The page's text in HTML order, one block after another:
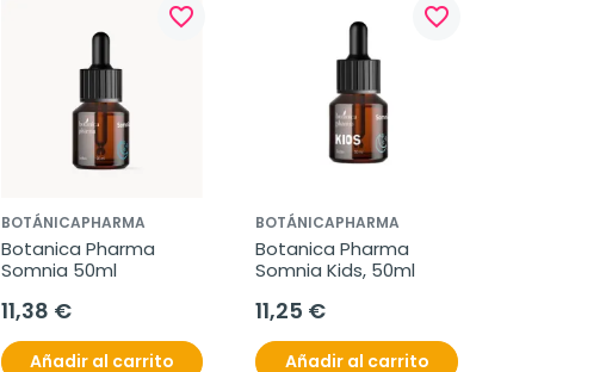
favorite_border
BOTÁNICAPHARMA
Botanica Pharma
Somnia 50ml
11,38 €
Añadir al carrito
favorite_border
BOTÁNICAPHARMA
Botanica Pharma
Somnia Kids, 50ml
11,25 €
Añadir al carrito